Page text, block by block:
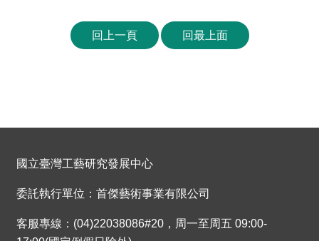
回上一頁 回最上面
國立臺灣工藝研究發展中心
委託執行單位：首傑藝術事業有限公司
客服專線：(04)22038086#20，周一至周五 09:00-